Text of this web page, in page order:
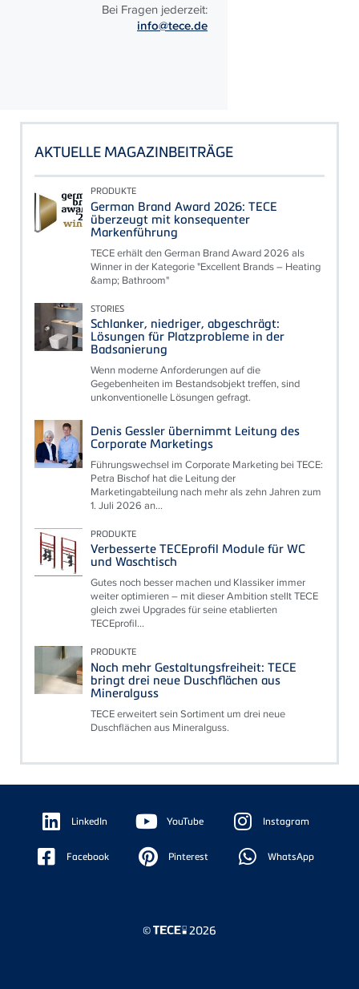
Bei Fragen jederzeit:
info@tece.de
AKTUELLE MAGAZINBEITRÄGE
PRODUKTE
German Brand Award 2026: TECE
überzeugt mit konsequenter
Markenführung
TECE erhält den German Brand Award 2026 als
Winner in der Kategorie "Excellent Brands – Heating
&amp; Bathroom"
STORIES
Schlanker, niedriger, abgeschrägt:
Lösungen für Platzprobleme in der
Badsanierung
Wenn moderne Anforderungen auf die
Gegebenheiten im Bestandsobjekt treffen, sind
unkonventionelle Lösungen gefragt.
Denis Gessler übernimmt Leitung des
Corporate Marketings
Führungswechsel im Corporate Marketing bei TECE:
Petra Bischof hat die Leitung der
Marketingabteilung nach mehr als zehn Jahren zum
1. Juli 2026 an...
PRODUKTE
Verbesserte TECEprofil Module für WC
und Waschtisch
Gutes noch besser machen und Klassiker immer
weiter optimieren – mit dieser Ambition stellt TECE
gleich zwei Upgrades für seine etablierten
TECEprofil...
PRODUKTE
Noch mehr Gestaltungsfreiheit: TECE
bringt drei neue Duschflächen aus
Mineralguss
TECE erweitert sein Sortiment um drei neue
Duschflächen aus Mineralguss.
Floating
Sidebar LinkedIn YouTube Instagram
Facebook Pinterest WhatsApp
© 2026